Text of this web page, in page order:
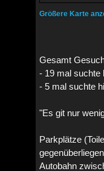
Größere Karte
Gesamt
- 19 mal suchte
- 5 mal suchte
"Es git nur
Parkplätze
Autobahn